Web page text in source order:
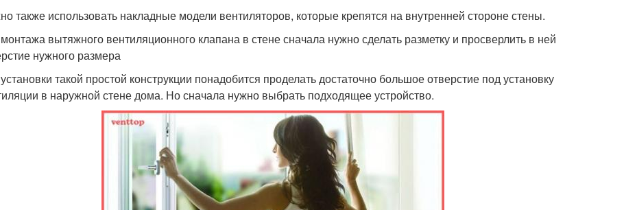
также использовать накладные модели вентиляторов, которые крепятся на внутренней стороне стены.
вытяжного вентиляционного клапана в стене сначала нужно сделать разметку и просверлить в ней
нужного размера
такой простой конструкции понадобится проделать достаточно большое отверстие под установку
в наружной стене дома. Но сначала нужно выбрать подходящее устройство.